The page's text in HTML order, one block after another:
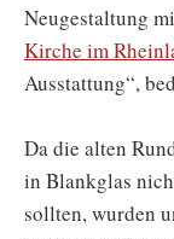
Neugestaltung
Kirche im
Ausstattung“,
Da die alten
in Blankglas
sollten, wurden